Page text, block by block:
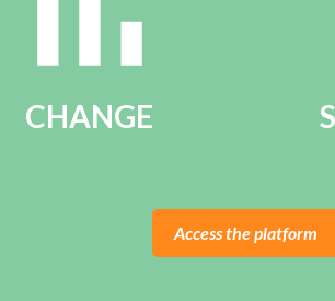
CHANGE
Access the platform